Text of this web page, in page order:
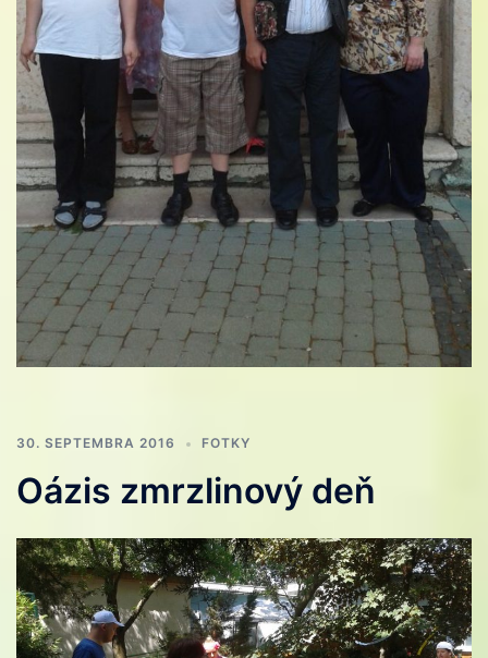
30. SEPTEMBRA 2016 FOTKY
Oázis zmrzlinový deň